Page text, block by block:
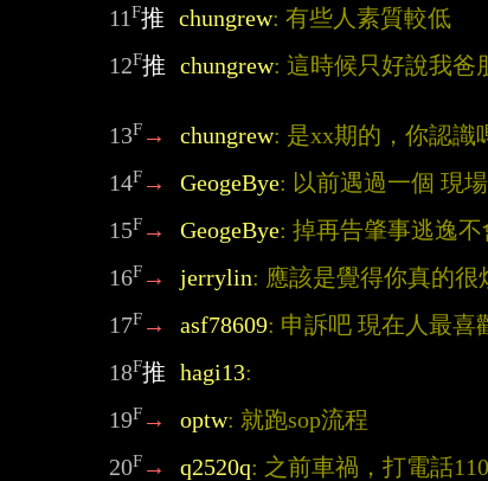
11F推 chungrew: 有些人素質較低
12F推 chungrew: 這時候只好說我爸
13F → chungrew: 是xx期的，你認識
14F → GeogeBye: 以前遇過一個 現
15F → GeogeBye: 掉再告肇事逃逸
16F → jerrylin: 應該是覺得你真的很
17F → asf78609: 申訴吧 現在人最喜
18F推 hagi13:
19F → optw: 就跑sop流程
20F → q2520q: 之前車禍，打電話